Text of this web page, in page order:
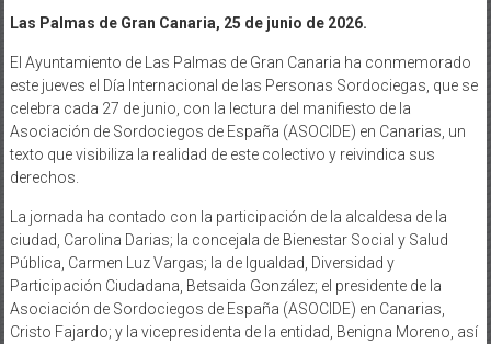
Las Palmas de Gran Canaria, 25 de junio de 2026.
El Ayuntamiento de Las Palmas de Gran Canaria ha conmemorado
este jueves el Día Internacional de las Personas Sordociegas, que se
celebra cada 27 de junio, con la lectura del manifiesto de la
Asociación de Sordociegos de España (ASOCIDE) en Canarias, un
texto que visibiliza la realidad de este colectivo y reivindica sus
derechos.
La jornada ha contado con la participación de la alcaldesa de la
ciudad, Carolina Darias; la concejala de Bienestar Social y Salud
Pública, Carmen Luz Vargas; la de Igualdad, Diversidad y
Participación Ciudadana, Betsaida González; el presidente de la
Asociación de Sordociegos de España (ASOCIDE) en Canarias,
Cristo Fajardo; y la vicepresidenta de la entidad, Benigna Moreno, así